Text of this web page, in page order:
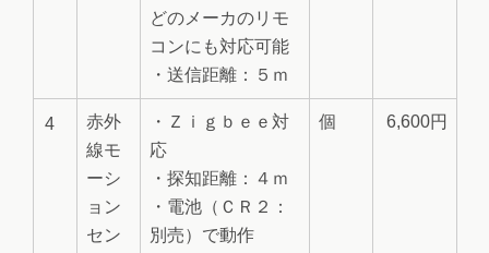
どのメーカのリモ
コンにも対応可能
・送信距離：５ｍ
4
赤外
線モ
ーシ
ョン
セン
・Ｚｉｇｂｅｅ対
応
・探知距離：４ｍ
・電池（ＣＲ２：
別売）で動作
個 6,600円